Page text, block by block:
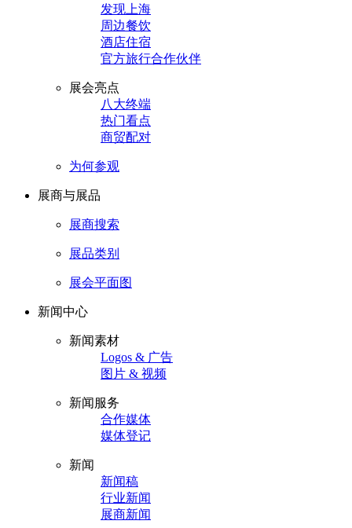
发现上海
周边餐饮
酒店住宿
官方旅行合作伙伴
展会亮点
八大终端
热门看点
商贸配对
为何参观
展商与展品
展商搜索
展品类别
展会平面图
新闻中心
新闻素材
Logos & 广告
图片 & 视频
新闻服务
合作媒体
媒体登记
新闻
新闻稿
行业新闻
展商新闻